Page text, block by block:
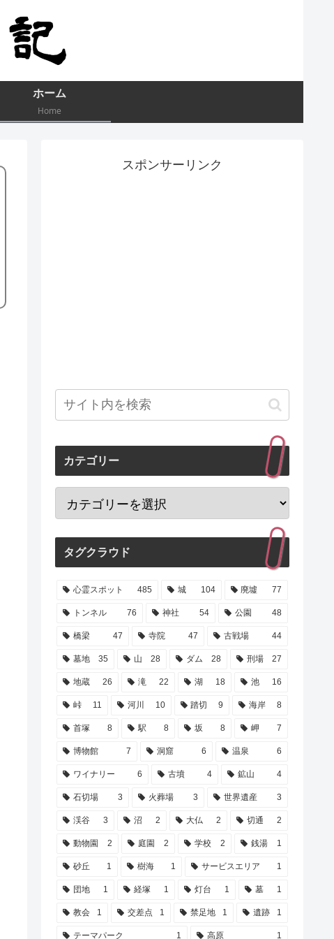
ホーム
Home
スポンサーリンク
カテゴリー
タグクラウド
心霊スポット 485 城 104 廃墟 77
トンネル 76 神社 54 公園 48
橋梁 47 寺院 47 古戦場 44
墓地 35 山 28 ダム 28 刑場 27
地蔵 26 滝 22 湖 18 池 16
峠 11 河川 10 踏切 9 海岸 8
首塚 8 駅 8 坂 8 岬 7
博物館 7 洞窟 6 温泉 6
ワイナリー 6 古墳 4 鉱山 4
石切場 3 火葬場 3 世界遺産 3
渓谷 3 沼 2 大仏 2 切通 2
動物園 2 庭園 2 学校 2 銭湯 1
砂丘 1 樹海 1 サービスエリア 1
団地 1 経塚 1 灯台 1 墓 1
教会 1 交差点 1 禁足地 1 遺跡 1
テーマパーク 1 高原 1